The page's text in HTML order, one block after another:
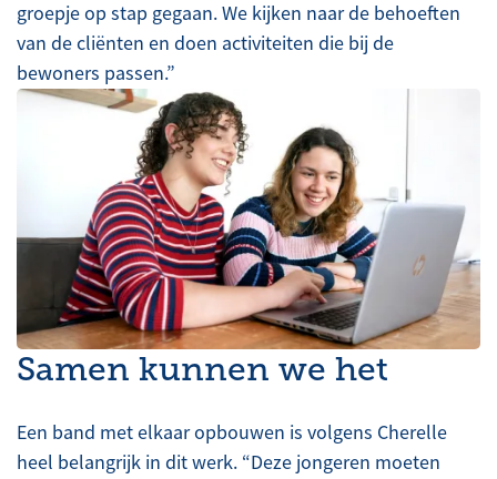
groepje op stap gegaan. We kijken naar de behoeften
van de cliënten en doen activiteiten die bij de
bewoners passen.”
Samen kunnen we het
Een band met elkaar opbouwen is volgens Cherelle
heel belangrijk in dit werk. “Deze jongeren moeten